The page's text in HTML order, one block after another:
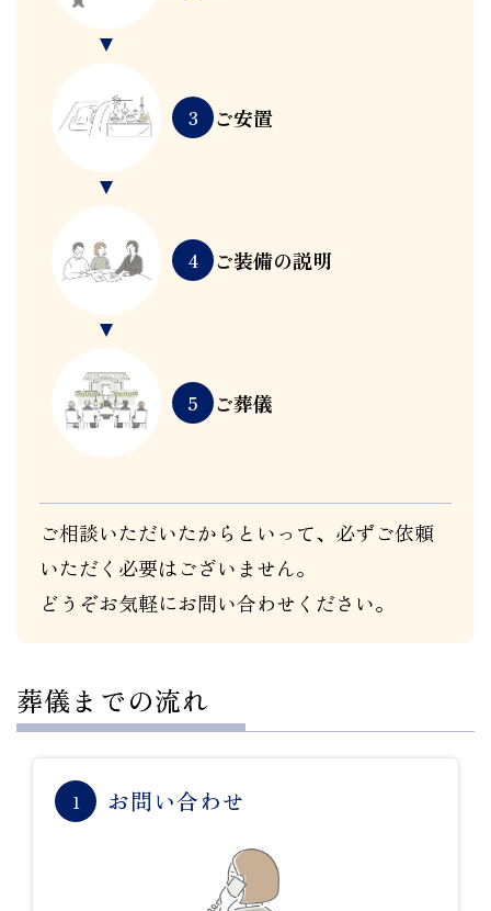
3 ご安置
4 ご装備の説明
5 ご葬儀
ご相談いただいたからといって、必ずご依頼
いただく必要はございません。
どうぞお気軽にお問い合わせください。
葬儀までの流れ
1 お問い合わせ